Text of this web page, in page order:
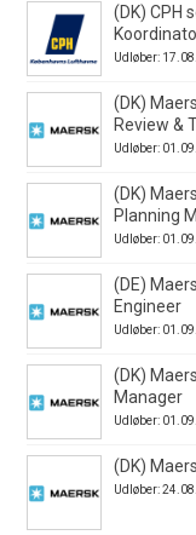
(DK) CPH
Udløber:
(DK)
Review &
Udløber:
(DK)
Planning
Udløber:
(DE)
Engineer
Udløber:
(DK)
Manager
Udløber:
(DK)
Udløber: